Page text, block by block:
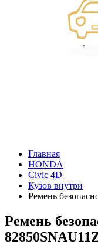
Главная
HONDA
Civic 4D
Кузов внутри
Ремень
Ремень